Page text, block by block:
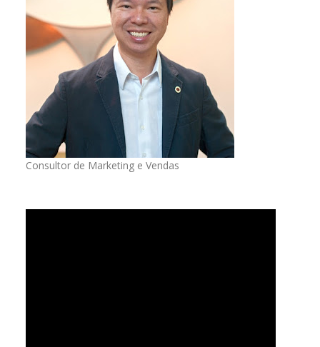
Consultor de Marketing e Vendas